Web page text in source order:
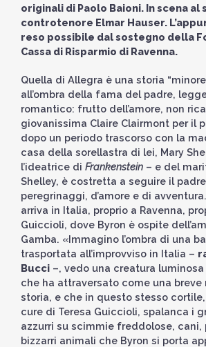
originali di Paolo Baioni. In scena al
controtenore Elmar Hauser.
reso possibile dal sostegno della
Cassa di Risparmio di Ravenna.
Quella di Allegra è una storia
all’ombra della fama del padre,
romantico: frutto dell’amore, non
giovanissima Claire Clairmont per il
dopo un periodo trascorso con la
casa della sorellastra di lei, Mary
l’ideatrice di Frankenstein – e del
Shelley, è costretta a seguire il
peregrinaggi, d’amore e di
arriva in Italia, proprio a Ravenna,
Guiccioli, dove Byron è ospite
Gamba. «Immagino l’ombra di una
trasportata all’improvviso in Italia –
Bucci –, vedo una creatura
che ha attraversato come una breve
storia, e che in questo stesso
cure di Teresa Guiccioli, spalanca i
azzurri su scimmie freddolose, cani,
bizzarri animali che Byron si porta